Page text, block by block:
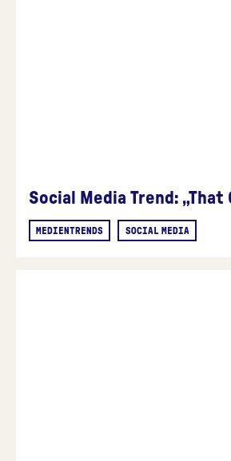
Social Media Trend: „That
MEDIENTRENDS SOCIAL MEDIA